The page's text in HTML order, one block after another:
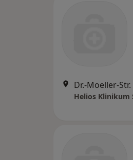
Dr.-Moeller-
Helios Klinikum